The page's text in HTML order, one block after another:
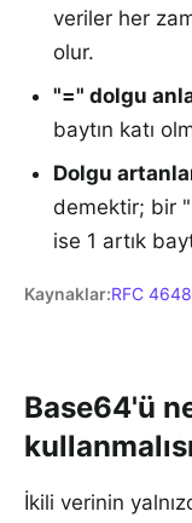
veriler her
olur.
"=" dolgu
baytın katı
Dolgu
demektir; bir
ise 1 artık
Kaynaklar:RFC 4648
Base64'ü
İkili verinin